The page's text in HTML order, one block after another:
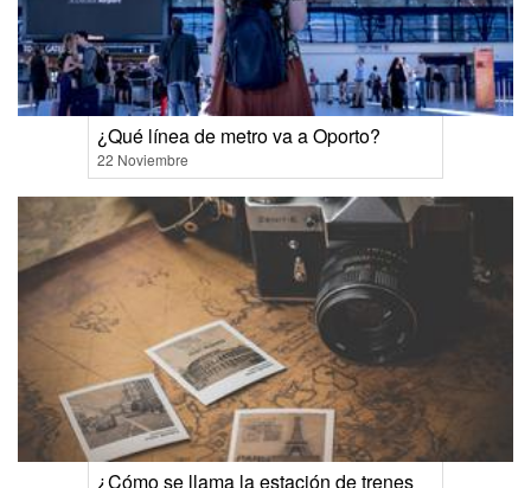
¿Qué línea de metro va a Oporto?
22 Noviembre
¿Cómo se llama la estación de trenes